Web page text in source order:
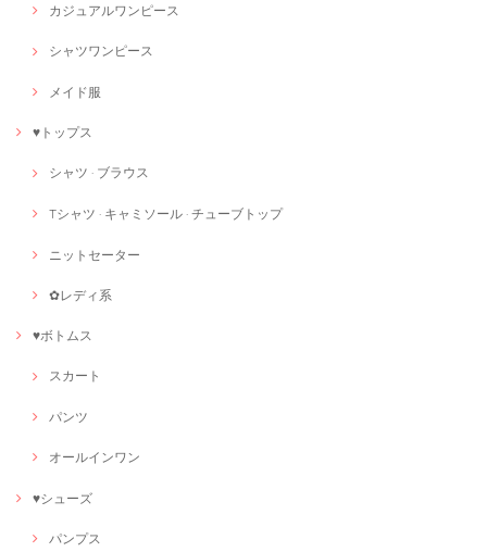
カジュアルワンピース
シャツワンピース
メイド服
♥トップス
シャツ · ブラウス
Tシャツ · キャミソール · チューブトップ
ニットセーター
✿レディ系
♥ボトムス
スカート
パンツ
オールインワン
♥シューズ
パンプス